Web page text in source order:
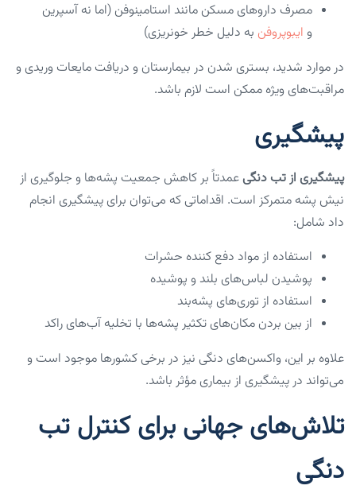
مصرف داروهای مسکن مانند استامینوفن (اما نه آسپرین
و ایبوپروفن به دلیل خطر خونریزی)
در موارد شدید، بستری شدن در بیمارستان و دریافت مایعات وریدی و
مراقبت‌های ویژه ممکن است لازم باشد.
پیشگیری
پیشگیری از تب دنگیعمدتاً بر کاهش جمعیت پشه‌ها و جلوگیری از
نیش پشه متمرکز است. اقداماتی که می‌توان برای پیشگیری انجام
داد شامل:
استفاده از مواد دفع کننده حشرات
پوشیدن لباس‌های بلند و پوشیده
استفاده از توری‌های پشه‌بند
از بین بردن مکان‌های تکثیر پشه‌ها با تخلیه آب‌های راکد
علاوه بر این، واکسن‌های دنگی نیز در برخی کشورها موجود است و
می‌تواند در پیشگیری از بیماری مؤثر باشد.
تلاش‌های جهانی برای کنترل تب
دنگی